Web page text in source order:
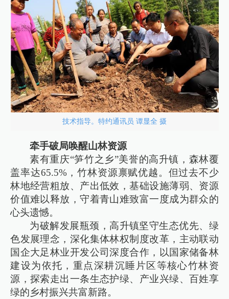
技术指导。特约通讯员 谭显全 摄
牵手破局唤醒山林资源
素有重庆“笋竹之乡”美誉的高升镇，森林覆
盖率达65.5%，竹林资源禀赋优越。但过去不少
林地经营粗放、产出低效，基础设施薄弱、资源
价值难以释放，守着青山难致富一度成为群众的
心头遗憾。
为破解发展瓶颈，高升镇坚守生态优先、绿
色发展理念，深化集体林权制度改革，主动联动
国企大足林业开发公司深度合作，以国家储备林
建设为依托，重点深耕沉睡片区等核心竹林资
源，探索走出一条生态护绿、产业兴绿、百姓享
绿的乡村振兴共富新路。